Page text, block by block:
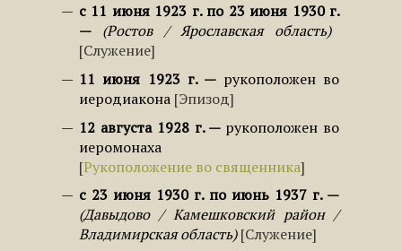
с 11 июня 1923 г. по 23 июня 1930 г.
Ростов / Ярославская область
Служение
11 июня 1923 г.
рукоположен во
иеродиакона Эпизод
12 августа 1928 г.
рукоположен во
иеромонаха
Рукоположение во священника
с 23 июня 1930 г. по июнь 1937 г.
Давыдово / Камешковский район /
Владимирская область
Служение